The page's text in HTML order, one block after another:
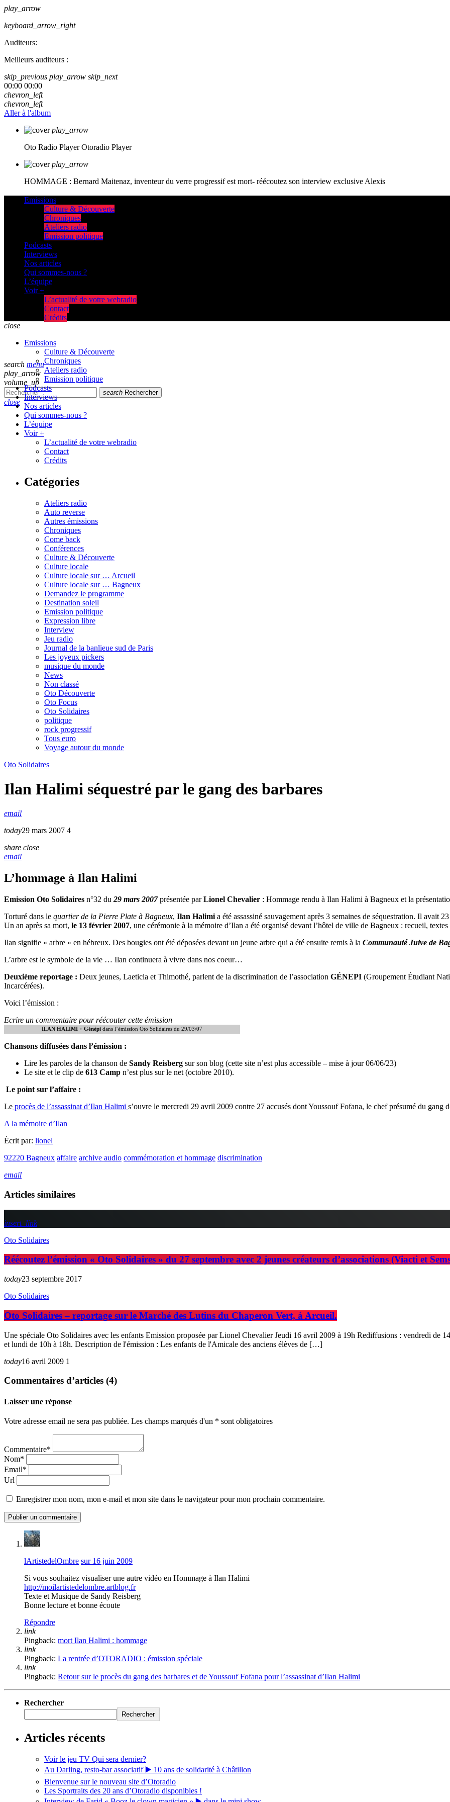
play_arrow
keyboard_arrow_right
Auditeurs:
Meilleurs auditeurs :
skip_previous play_arrow skip_next
00:00 00:00
chevron_left
chevron_left
Aller à l'album
play_arrow
Oto Radio Player Otoradio Player
play_arrow
HOMMAGE : Bernard Maitenaz, inventeur du verre progressif est mort- réécoutez son interview exclusive Alexis
Emissions
Culture & Découverte
Chroniques
Ateliers radio
Emission politique
Podcasts
Interviews
Nos articles
Qui sommes-nous ?
L’équipe
Voir +
L’actualité de votre webradio
Contact
Crédits
search menu
play_arrow
volume_up
search Rechercher
close
close
Emissions
Culture & Découverte
Chroniques
Ateliers radio
Emission politique
Podcasts
Interviews
Nos articles
Qui sommes-nous ?
L’équipe
Voir +
L’actualité de votre webradio
Contact
Crédits
Catégories
Ateliers radio
Auto reverse
Autres émissions
Chroniques
Come back
Conférences
Culture & Découverte
Culture locale
Culture locale sur … Arcueil
Culture locale sur … Bagneux
Demandez le programme
Destination soleil
Emission politique
Expression libre
Interview
Jeu radio
Journal de la banlieue sud de Paris
Les joyeux pickers
musique du monde
News
Non classé
Oto Découverte
Oto Focus
Oto Solidaires
politique
rock progressif
Tous euro
Voyage autour du monde
Oto Solidaires
Ilan Halimi séquestré par le gang des barbares
email
today29 mars 2007 4
share close
email
L’hommage à Ilan Halimi
Emission Oto Solidaires n°32 du 29 mars 2007présentée parLionel Chevalier : Hommage rendu à Ilan Halimi à Bagneux et la
Torturé dans le quartier de la Pierre Plate à Bagneux, Ilan Halimi a été assassiné sauvagement après 3 semaines de séquestration. Il avait 23
Un an après sa mort, le 13 février 2007, une cérémonie à la mémoire d’Ilan a été organisé devant l’hôtel de ville de Bagneux : recueil,
Ilan signifie « arbre » en hébreux. Des bougies ont été déposées devant un jeune arbre qui a été ensuite remis à la Communauté Juive de
L’arbre est le symbole de la vie … Ilan continuera à vivre dans nos coeur…
Deuxième reportage : Deux jeunes, Laeticia et Thimothé, parlent de la discrimination de l’association GÉNEPI (Groupement Étudiant
Incarcérées).
Voici l’émission :
Ecrire un commentaire pour réécouter cette émission
ILAN HALIMI + Génépi dans l’émission Oto Solidaires du 29/03/07
Chansons diffusées dans l’émission :
Lire les paroles de la chanson de Sandy Reisberg sur son blog (cette site n’est plus accessible – mise à jour 06/06/23)
Le site et le clip de 613 Camp n’est plus sur le net (octobre 2010).
Le point sur l’affaire :
Le procès de l’assassinat d’Ilan Halimi s’ouvre le mercredi 29 avril 2009 contre 27 accusés dont Youssouf Fofana, le chef présumé du gang
A la mémoire d’Ilan
Écrit par: lionel
92220 Bagneux affaire archive audio commémoration et hommage discrimination
email
Articles similaires
insert_link
Oto Solidaires
Réécoutez l’émission « Oto Solidaires » du 27 septembre avec 2 jeunes créateurs d’associations (Viacti et
today23 septembre 2017
Oto Solidaires
Oto Solidaires – reportage sur le Marché des Lutins du Chaperon Vert, à Arcueil.
Une spéciale Oto Solidaires avec les enfants Emission proposée par Lionel Chevalier Jeudi 16 avril 2009 à 19h Rediffusions : vendredi de
et lundi de 10h à 18h. Description de l'émission : Les enfants de l'Amicale des anciens élèves de […]
today16 avril 2009 1
Commentaires d’articles (4)
Laisser une réponse
Votre adresse email ne sera pas publiée. Les champs marqués d'un * sont obligatoires
Commentaire*
Nom*
Email*
Url
Enregistrer mon nom, mon e-mail et mon site dans le navigateur pour mon prochain commentaire.
lArtistedelOmbre sur 16 juin 2009
Si vous souhaitez visualiser une autre vidéo en Hommage à Ilan Halimi
http://moilartistedelombre.artblog.fr
Texte et Musique de Sandy Reisberg
Bonne lecture et bonne écoute
Répondre
link
Pingback: mort Ilan Halimi : hommage
link
Pingback: La rentrée d’OTORADIO : émission spéciale
link
Pingback: Retour sur le procès du gang des barbares et de Youssouf Fofana pour l’assassinat d’Ilan Halimi
Rechercher
Rechercher
Articles récents
Voir le jeu TV Qui sera dernier?
Au Darling, resto-bar associatif ▶️ 10 ans de solidarité à Châtillon
Bienvenue sur le nouveau site d’Otoradio
Les Sportraits des 20 ans d’Otoradio disponibles !